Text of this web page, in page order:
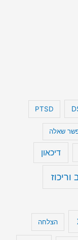
PTSD
שאלה
דיכאון
הצלחה